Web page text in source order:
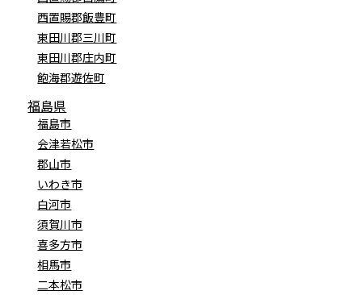
西置賜郡飯豊町
東田川郡三川町
東田川郡庄内町
飽海郡遊佐町
福島県
福島市
会津若松市
郡山市
いわき市
白河市
須賀川市
喜多方市
相馬市
二本松市